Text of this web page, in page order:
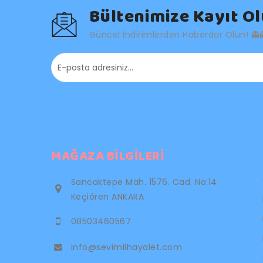
Bültenimize Kayıt
Güncel İndirimlerden Haberdar Olun!
MAĞAZA BILGILERI
Sancaktepe Mah. 1576. Cad. No:14
Keçiören ANKARA
08503460567
info@sevimlihayalet.com